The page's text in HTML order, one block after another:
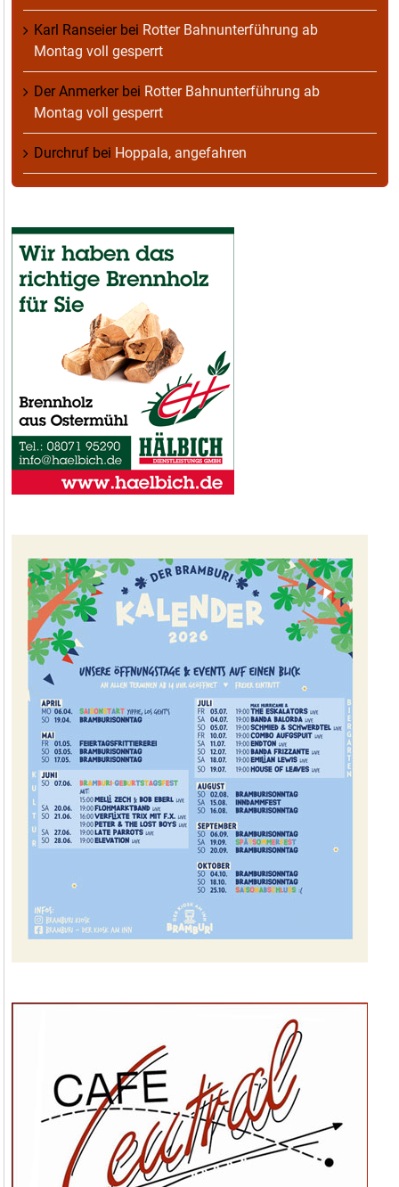
Karl Ranseierbei Rotter Bahnunterführung ab
Montag voll gesperrt
Der Anmerkerbei Rotter Bahnunterführung ab
Montag voll gesperrt
Durchruf bei Hoppala, angefahren